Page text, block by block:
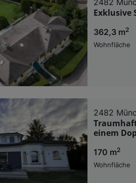
Exklusive
362,3 m2
Wohnfläche
2482
einem
170 m2
Wohnfläche